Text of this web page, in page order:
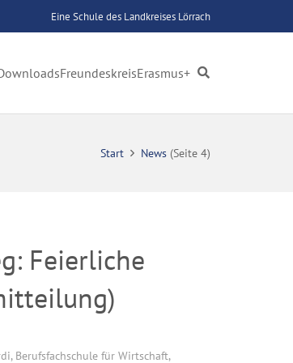
Eine Schule des Landkreises Lörrach
FreundeskreisErasmus+
Start News (Seite 4)
Feierliche
, Berufsfachschule für Wirtschaft,